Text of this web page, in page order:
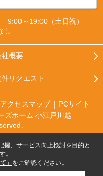
9:00～19:00（土日祝）
し
社概要
件リクエスト
アクセスマップ
PCサイト
ズホーム 小江戸川越
握、サービス向上検討を目的と
。
」 をご確認ください。